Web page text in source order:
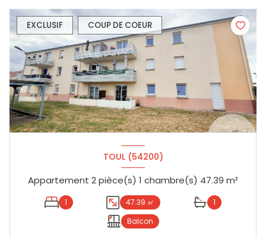
EXCLUSIF COUP DE COEUR
TOUL (54200)
Appartement 2 pièce(s) 1 chambre(s) 47.39 m²
1 47.39 ㎡
1
Balcon